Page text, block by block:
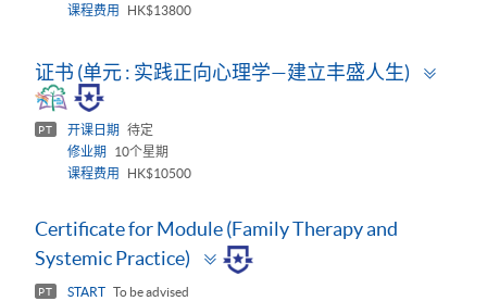
课程费用
HK$13800
证书 (单元 : 实践正向心理学—建立丰盛人生)
PT 开课日期
待定
修业期
10个星期
课程费用
HK$10500
Certificate for Module (Family Therapy and
Systemic Practice)
Toggle
panel
PT START To be advised